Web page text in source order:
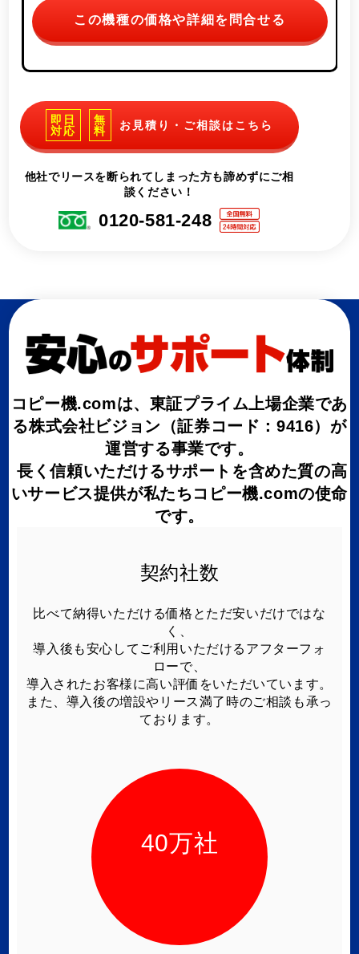
この機種の価格や詳細を問合せる
即日
対応
無
料
お見積り・ご相談はこちら
他社でリースを断られてしまった方も諦めずにご相
談ください！
0120-581-248
コピー機.comは、 東証プライム上場企業であ
る株式会社ビジョン（証券コード：9416） が
運営する事業です。
長く信頼いただけるサポートを含めた質の高
いサービス提供が私たちコピー機.comの使命
です。
契約社数
比べて納得いただける価格とただ安いだけではな
く、
導入後も安心してご利用いただけるアフターフォ
ローで、
導入されたお客様に高い評価をいただいています。
また、導入後の増設やリース満了時のご相談も承っ
ております。
40万社